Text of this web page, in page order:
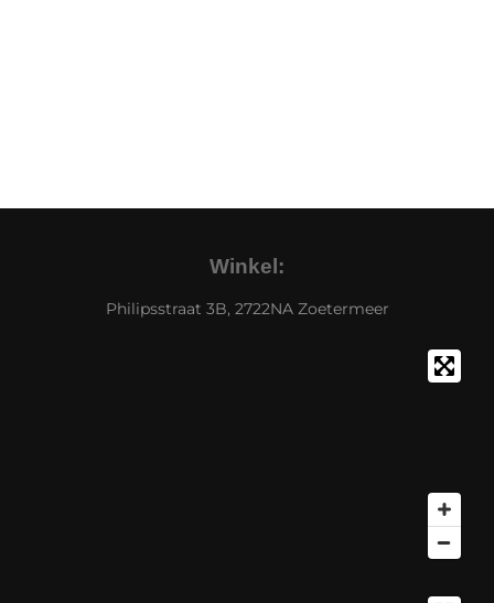
Winkel:
Philipsstraat 3B, 2722NA Zoetermeer